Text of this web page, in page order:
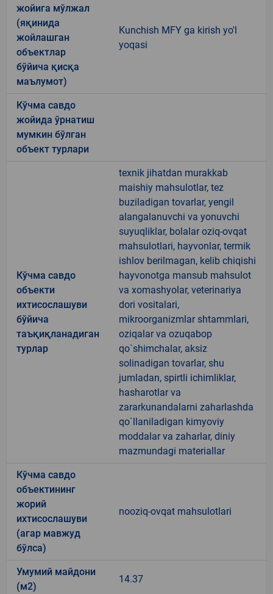
жойига мўлжал
(яқинида
жойлашган
объектлар
бўйича қисқа
маълумот)
Kunchish MFY ga kirish yo'l
yoqasi
Кўчма савдо
жойида ўрнатиш
мумкин бўлган
объект турлари
Кўчма савдо
объекти
ихтисослашуви
бўйича
таъқиқланадиган
турлар
texnik jihatdan murakkab
maishiy mahsulotlar, tez
buziladigan tovarlar, yengil
alangalanuvchi va yonuvchi
suyuqliklar, bolalar oziq-ovqat
mahsulotlari, hayvonlar, termik
ishlov berilmagan, kelib chiqishi
hayvonotga mansub mahsulot
va xomashyolar, veterinariya
dori vositalari,
mikroorganizmlar shtammlari,
oziqalar va ozuqabop
qo`shimchalar, aksiz
solinadigan tovarlar, shu
jumladan, spirtli ichimliklar,
hasharotlar va
zararkunandalarni zaharlashda
qo`llaniladigan kimyoviy
moddalar va zaharlar, diniy
mazmundagi materiallar
Кўчма савдо
объектининг
жорий
ихтисослашуви
(агар мавжуд
бўлса)
nooziq-ovqat mahsulotlari
Умумий майдони
(м2)
14.37